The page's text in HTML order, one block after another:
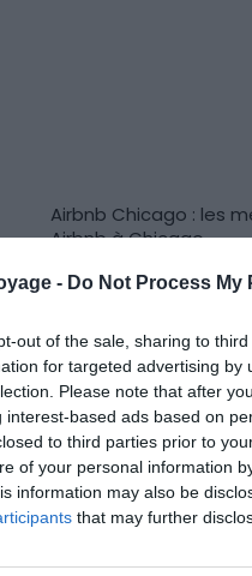
- Do Not Process
out of the sale, sharing to
for targeted advertising
Please note that after
interest-based ads based on
to third parties prior to
of your personal information
information may also be
that may further
Locations de
Airbnb Chicago : les
Airbnb à Chicago